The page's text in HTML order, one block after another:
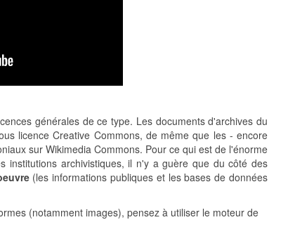
générales de ce type. Les documents d'archives du
licence Creative Commons, de même que les - encore
sur Wikimedia Commons. Pour ce qui est de l'énorme
institutions archivistiques, il n'y a guère que du côté des
(les informations publiques et les bases de données
(notamment images), pensez à utiliser le moteur de